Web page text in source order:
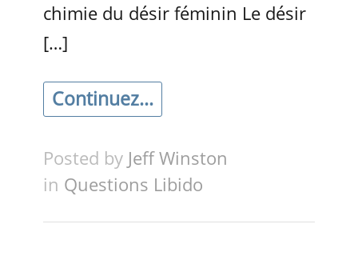
chimie du désir féminin Le désir
[…]
Continuez...
Posted by Jeff Winston
in Questions Libido